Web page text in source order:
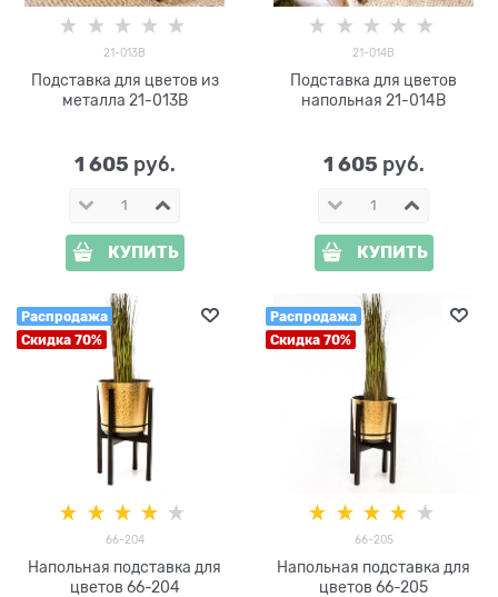
21-013B
Подставка для цветов из
металла 21-013B
1 605 руб.
КУПИТЬ
21-014B
Подставка для цветов
напольная 21-014B
1 605 руб.
КУПИТЬ
Распродажа
Скидка 70%
66-204
Напольная подставка для
цветов 66-204
Распродажа
Скидка 70%
66-205
Напольная подставка для
цветов 66-205